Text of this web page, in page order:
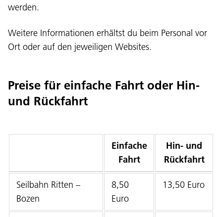
werden.
Weitere Informationen erhältst du beim Personal vor
Ort oder auf den jeweiligen Websites.
Preise für einfache Fahrt oder Hin-
und Rückfahrt
Einfache
Fahrt
Hin- und
Rückfahrt
Seilbahn Ritten –
Bozen
8,50
Euro
13,50 Euro